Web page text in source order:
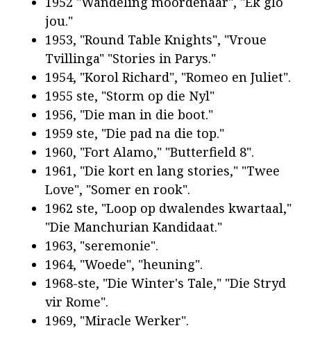
jou."
1953, "Round Table Knights", "Vroue
Tvillinga" "Stories in Parys."
1954, "Korol Richard", "Romeo en Juliet".
1955 ste, "Storm op die Nyl"
1956, "Die man in die boot."
1959 ste, "Die pad na die top."
1960, "Fort Alamo," "Butterfield 8".
1961, "Die kort en lang stories," "Twee
Love", "Somer en rook".
1962 ste, "Loop op dwalendes kwartaal,"
"Die Manchurian Kandidaat."
1963, "seremonie".
1964, "Woede", "heuning".
1968-ste, "Die Winter's Tale," "Die Stryd
vir Rome".
1969, "Miracle Werker".